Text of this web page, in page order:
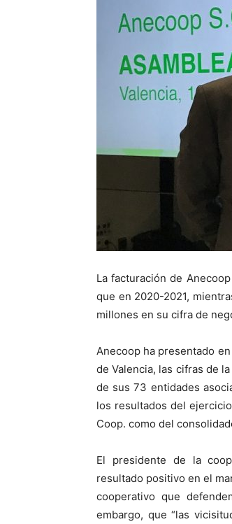
La facturación de
que en 2020-2021,
millones en su cifra de
Anecoop ha presentado
de Valencia, las cifras de
de sus 73 entidades
los resultados del
Coop. como del
El presidente de la
resultado positivo en el
cooperativo que
embargo, que “las